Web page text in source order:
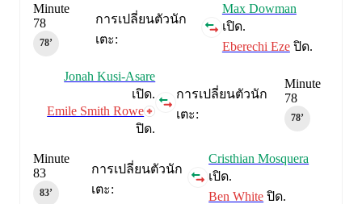
การเปลี่ยนตัวนัก
เตะ:
Max Dowman
เปิด.
Eberechi Ezeปิด.
Minute
78
78‎’‎
Minute
78
78‎’‎
การเปลี่ยนตัวนัก
เตะ:
Jonah Kusi-Asare
เปิด.
Emile Smith Rowe
ปิด.
การเปลี่ยนตัวนัก
เตะ:
Cristhian Mosquera
เปิด.
Ben White ปิด.
Minute
83
83‎’‎